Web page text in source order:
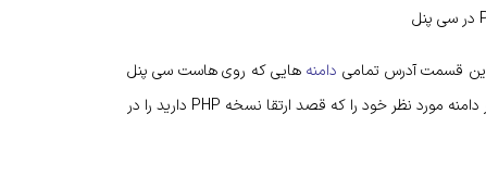
دامنه هایی که روی هاست سی پنل
خود تعریف کرده اید را خواهید دید. در این مرحله بایستی چک باکس کنار دامنه مورد نظر خود را که قصد ارتقا نسخه PHP دارید را در